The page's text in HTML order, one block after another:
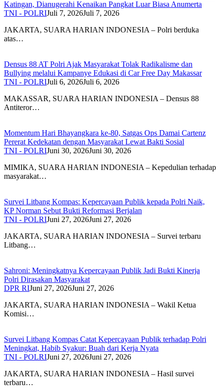
Katingan, Dianugerahi Kenaikan Pangkat Luar Biasa Anumerta
TNI - POLRIJuli 7, 2026Juli 7, 2026
JAKARTA, SUARA HARIAN INDONESIA – Polri berduka
atas…
Densus 88 AT Polri Ajak Masyarakat Tolak Radikalisme dan
Bullying melalui Kampanye Edukasi di Car Free Day Makassar
TNI - POLRIJuli 6, 2026Juli 6, 2026
MAKASSAR, SUARA HARIAN INDONESIA – Densus 88
Antiteror…
Momentum Hari Bhayangkara ke-80, Satgas Ops Damai Cartenz
Pererat Kedekatan dengan Masyarakat Lewat Bakti Sosial
TNI - POLRIJuni 30, 2026Juni 30, 2026
MIMIKA, SUARA HARIAN INDONESIA – Kepedulian terhadap
masyarakat…
Survei Litbang Kompas: Kepercayaan Publik kepada Polri Naik,
KP Norman Sebut Bukti Reformasi Berjalan
TNI - POLRIJuni 27, 2026Juni 27, 2026
JAKARTA, SUARA HARIAN INDONESIA – Survei terbaru
Litbang…
Sahroni: Meningkatnya Kepercayaan Publik Jadi Bukti Kinerja
Polri Dirasakan Masyarakat
DPR RIJuni 27, 2026Juni 27, 2026
JAKARTA, SUARA HARIAN INDONESIA – Wakil Ketua
Komisi…
Survei Litbang Kompas Catat Kepercayaan Publik terhadap Polri
Meningkat, Habib Syakur: Buah dari Kerja Nyata
TNI - POLRIJuni 27, 2026Juni 27, 2026
JAKARTA, SUARA HARIAN INDONESIA – Hasil survei
terbaru…